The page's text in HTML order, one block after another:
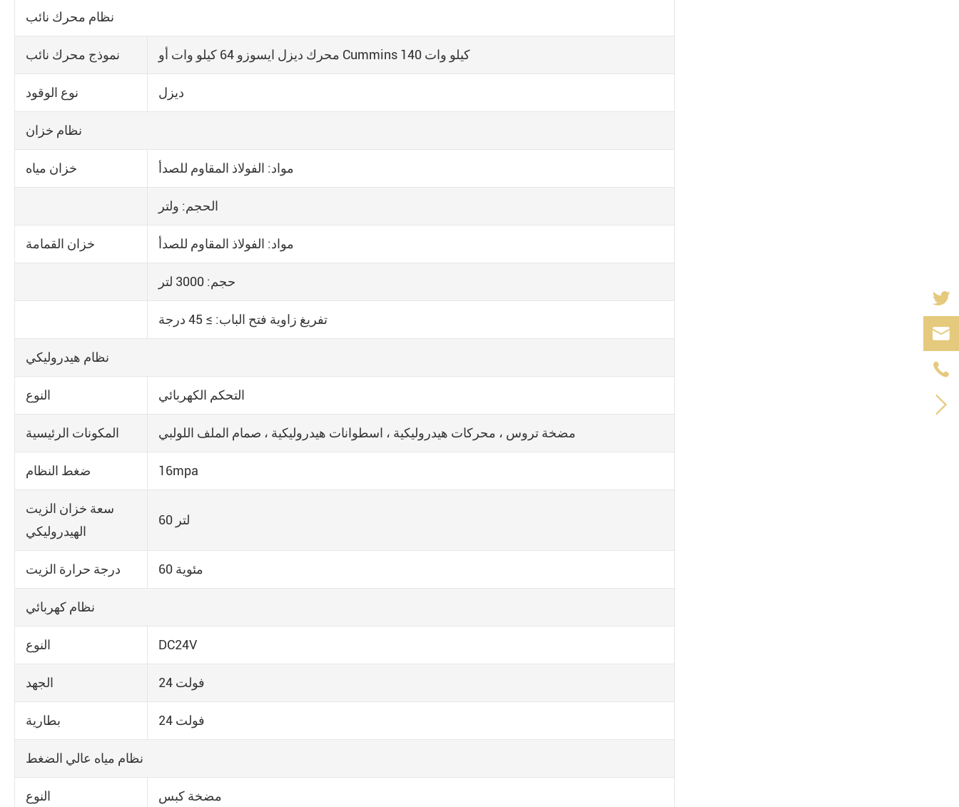
نظام محرك نائب
نموذج محرك نائب محرك ديزل ايسوزو 64 كيلو وات أو Cummins 140 كيلو وات
نوع الوقود ديزل
نظام خزان
خزان مياه مواد: الفولاذ المقاوم للصدأ
الحجم: ولتر
خزان القمامة مواد: الفولاذ المقاوم للصدأ
حجم: 3000 لتر
تفريغ زاوية فتح الباب: ≥ 45 درجة
نظام هيدروليكي
النوع التحكم الكهربائي
المكونات الرئيسية مضخة تروس ، محركات هيدروليكية ، اسطوانات هيدروليكية ، صمام الملف اللولبي
ضغط النظام 16mpa
سعة خزان الزيت
الهيدروليكي
60 لتر
درجة حرارة الزيت 60 مئوية
نظام كهربائي
النوع DC24V
الجهد 24 فولت
بطارية 24 فولت
نظام مياه عالي الضغط
النوع مضخة كبس


